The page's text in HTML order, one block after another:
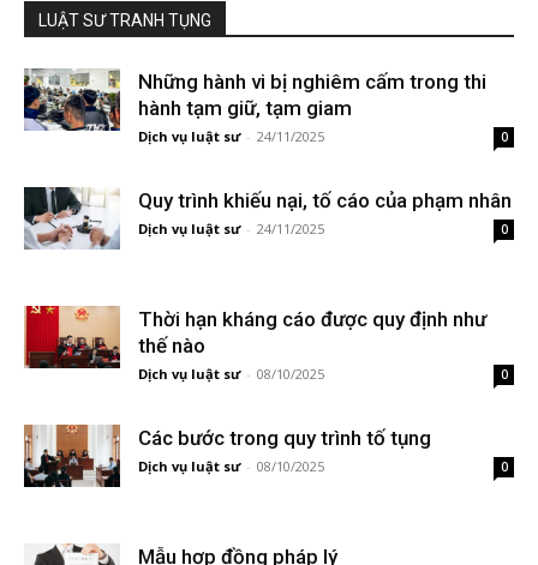
LUẬT SƯ TRANH TỤNG
Những hành vi bị nghiêm cấm trong thi
hành tạm giữ, tạm giam
Dịch vụ luật sư - 24/11/2025 0
Quy trình khiếu nại, tố cáo của phạm nhân
Dịch vụ luật sư - 24/11/2025 0
Thời hạn kháng cáo được quy định như
thế nào
Dịch vụ luật sư - 08/10/2025 0
Các bước trong quy trình tố tụng
Dịch vụ luật sư - 08/10/2025 0
Mẫu hợp đồng pháp lý